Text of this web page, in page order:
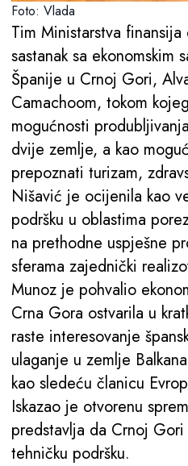
Foto: Vlada
Tim Ministarstva
sastanak sa ekonomskim
Španije u Crnoj Gori,
Camachoom, tokom
mogućnosti
dvije zemlje, a kao
prepoznati turizam,
Nišavić je ocijenila kao
podršku u oblastima
na prethodne uspješne
sferama zajednički
Munoz je pohvalio
Crna Gora ostvarila u
raste interesovanje
ulaganje u zemlje
kao sledeću članicu
Iskazao je otvorenu
predstavlja da Crnoj
tehničku podršku.